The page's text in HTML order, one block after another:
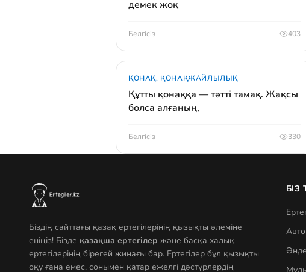
демек жоқ
Белгісіз 403
ҚОНАҚ, ҚОНАҚЖАЙЛЫЛЫҚ
Құтты қонаққа — тәтті тамақ. Жақсы
болса алғаның,
Белгісіз 330
Біздің сайттағы қазақ ертегілерінің қызықты әлеміне
еніңіз! Бізде қазақша ертегілер және басқа халық
ертегілерінің бірегей жинағы бар. Ертегілер бұл қызықты
оқу ғана емес, сонымен қатар ежелгі дәстүрлердің
БІЗ